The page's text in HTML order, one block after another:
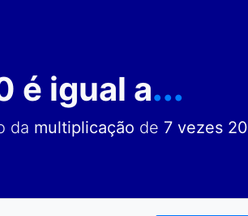
é igual a...
da multiplicação de 7 vezes 20